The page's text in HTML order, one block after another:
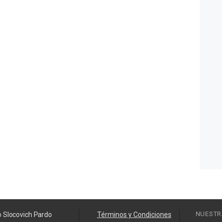
Slocovich Pardo Términos y Condiciones